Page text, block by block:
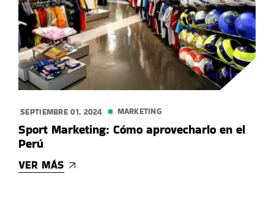
SEPTIEMBRE 01. 2024 MARKETING
Sport Marketing: Cómo aprovecharlo en el
Perú
VER MÁS